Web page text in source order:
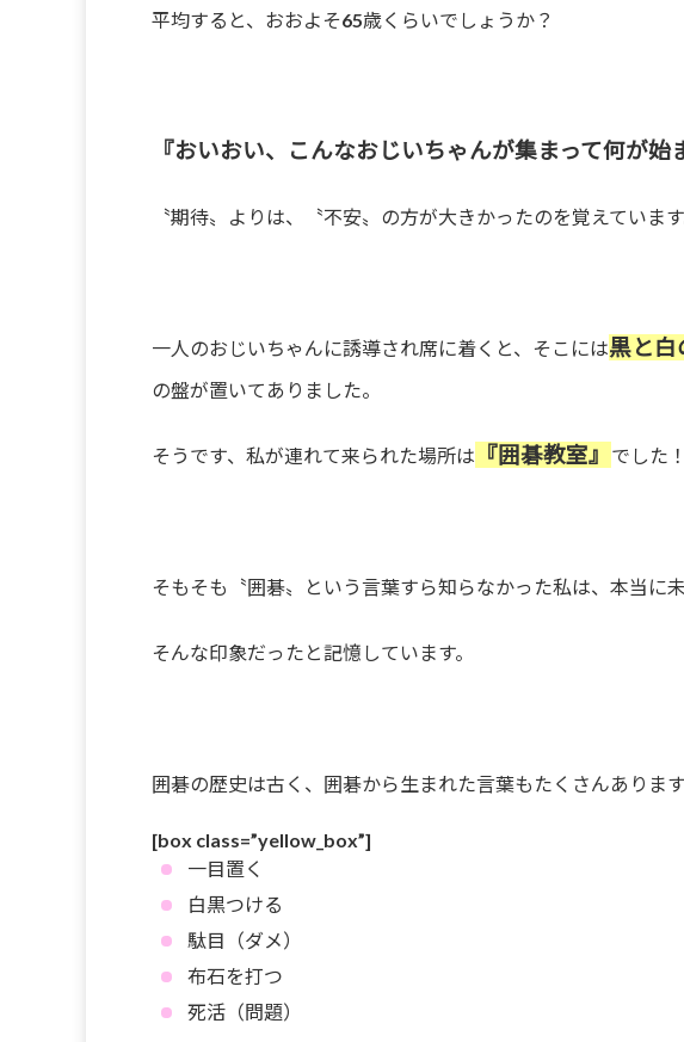
平均すると、おおよそ65歳くらいでしょうか？
『おいおい、こんなおじいちゃんが集まって何が始
〝期待〟よりは、〝不安〟の方が大きかったのを覚えています
一人のおじいちゃんに誘導され席に着くと、そこには黒と白
の盤が置いてありました。
そうです、私が連れて来られた場所は 『囲碁教室』 でした！
そもそも〝囲碁〟という言葉すら知らなかった私は、本当に
そんな印象だったと記憶しています。
囲碁の歴史は古く、囲碁から生まれた言葉もたくさんあります
[box class=”yellow_box”]
一目置く
白黒つける
駄目（ダメ）
布石を打つ
死活（問題）